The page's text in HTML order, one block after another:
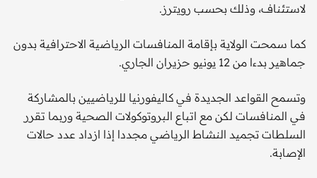
لاستئناف، وذلك بحسب رويترز.
كما سمحت الولاية بإقامة المنافسات الرياضية الاحترافية بدون
جماهير بدءا من 12 يونيو حزيران الجاري.
وتسمح القواعد الجديدة في كاليفورنيا للرياضيين بالمشاركة
في المنافسات لكن مع اتباع البروتوكولات الصحية وربما تقرر
السلطات تجميد النشاط الرياضي مجددا إذا ازداد عدد حالات
الإصابة.